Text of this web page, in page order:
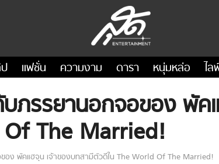
แฟชั่น ความงาม ดารา หนุ่มหล่อ ไ
ภรรยานอกจอของ พัค
The Married!
อง พัคแฮจุน เจ้าของบทสามีตัวดีใน The World Of The Married!